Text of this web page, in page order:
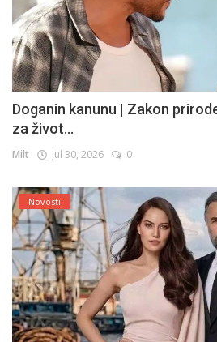
Doganin kanunu | Zakon
za život...
Milt Jul 30, 2026 0
Novosti